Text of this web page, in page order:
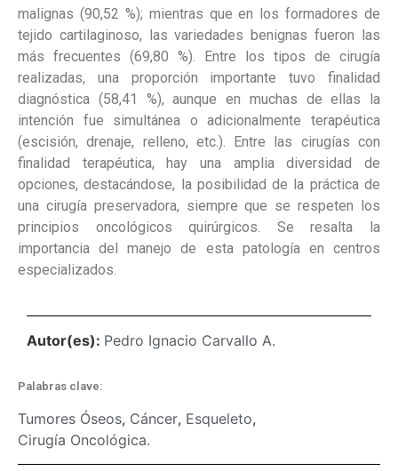
malignas (90,52 %); mientras que en los formadores de
tejido cartilaginoso, las variedades benignas fueron las
más frecuentes (69,80 %). Entre los tipos de cirugía
realizadas, una proporción importante tuvo finalidad
diagnóstica (58,41 %), aunque en muchas de ellas la
intención fue simultánea o adicionalmente terapéutica
(escisión, drenaje, relleno, etc.). Entre las cirugías con
finalidad terapéutica, hay una amplia diversidad de
opciones, destacándose, la posibilidad de la práctica de
una cirugía preservadora, siempre que se respeten los
principios oncológicos quirúrgicos. Se resalta la
importancia del manejo de esta patología en centros
especializados.
Autor(es): Pedro Ignacio Carvallo A.
Palabras clave:
Tumores Óseos, Cáncer, Esqueleto,
Cirugía Oncológica.